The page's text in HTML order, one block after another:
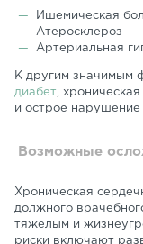
Ишемическая
Атеросклероз
Артериальная
К другим значимым
диабет ,
и острое нарушение
Возможные
Хроническая
должного
тяжелым и
риски включают